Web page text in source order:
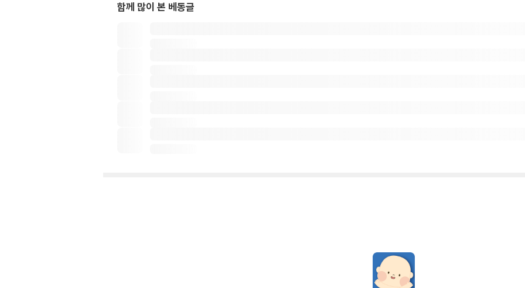
함께 많이 본 베동글